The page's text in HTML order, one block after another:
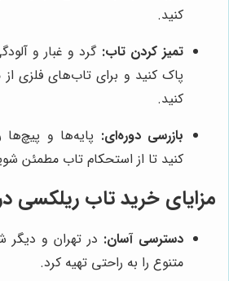
کنید.
تمیز کردن تاب: گرد و غبار و
پاک کنید و برای تاب‌های فلزی
کنید.
بازرسی دوره‌ای: پایه‌ها و
کنید تا از استحکام تاب مطمئن
مزایای خرید تاب ریلکسی
دسترسی آسان: در تهران و
متنوع را به راحتی تهیه کرد.